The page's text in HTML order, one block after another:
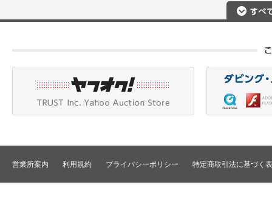
ポータブルレコーダ
SD仕様VTR
HD仕様VTR
メモリーレコーダ/ディスクレコー
VTRインターフェース/アクセサリ
プロジェクタ
プロジェクタアクセ
スイッチャ
編集コントローラ
コンバータ
TBC/FS
DLT/LTO
営業所案内 利用規約 プライバシーポリシー 特定商取引法に基づく